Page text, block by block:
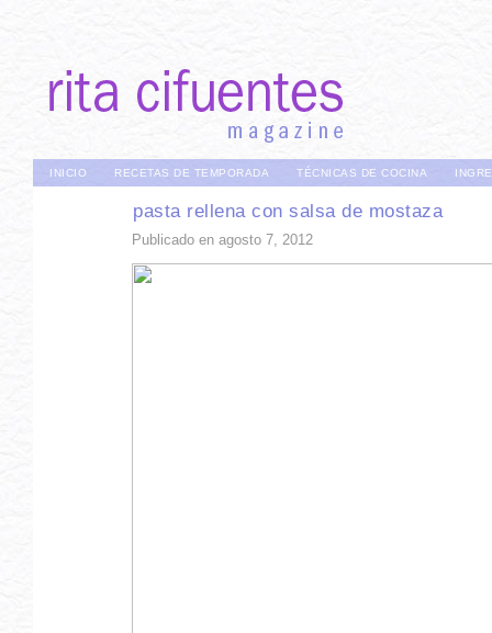
INICIO RECETAS DE TEMPORADA TÉCNICAS DE COCINA
pasta rellena con salsa de mostaza
Publicado en agosto 7, 2012